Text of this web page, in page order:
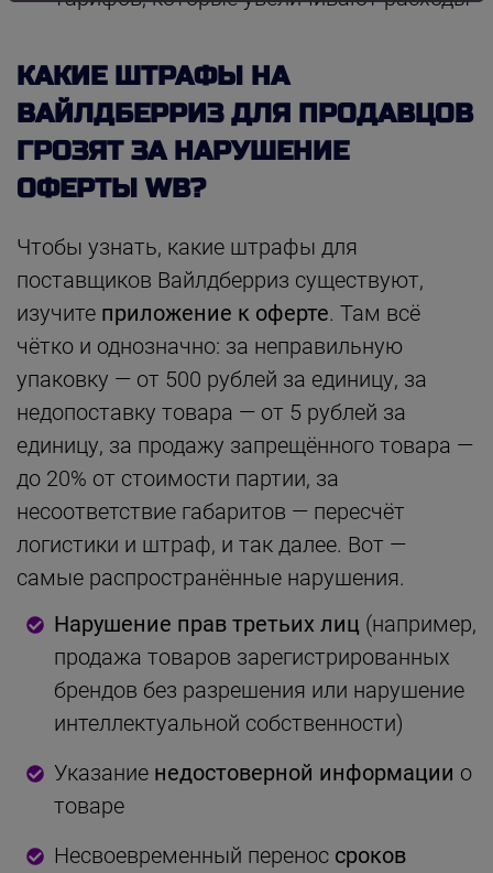
КАКИЕ ШТРАФЫ НА
ВАЙЛДБЕРРИЗ ДЛЯ ПРОДАВЦОВ
ГРОЗЯТ ЗА НАРУШЕНИЕ
ОФЕРТЫ WB?
Чтобы узнать, какие штрафы для
поставщиков Вайлдберриз существуют,
изучите приложение к оферте. Там всё
чётко и однозначно: за неправильную
упаковку — от 500 рублей за единицу, за
недопоставку товара — от 5 рублей за
единицу, за продажу запрещённого товара —
до 20% от стоимости партии, за
несоответствие габаритов — пересчёт
логистики и штраф, и так далее. Вот —
самые распространённые нарушения.
Нарушение прав третьих лиц (например,
продажа товаров зарегистрированных
брендов без разрешения или нарушение
интеллектуальной собственности)
Указание недостоверной информации о
товаре
Несвоевременный перенос сроков